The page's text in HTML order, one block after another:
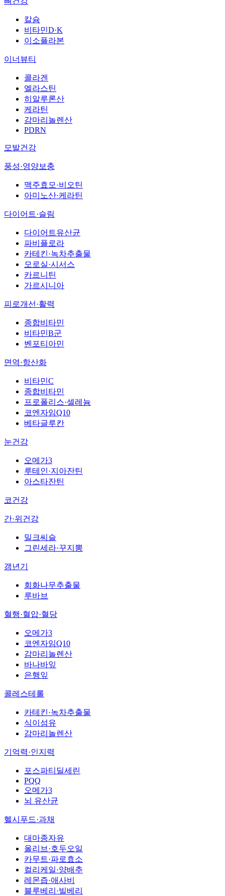
칼슘
비타민D·K
이소플라본
이너뷰티
콜라겐
엘라스틴
히알루론산
케라틴
감마리놀렌산
PDRN
모발건강
풍성·영양보충
맥주효모·비오틴
아미노산·케라틴
다이어트·슬림
다이어트유산균
파비플로라
카테킨·녹차추출물
모로실·시서스
카르니틴
가르시니아
피로개선·활력
종합비타민
비타민B군
벤포티아민
면역·항산화
비타민C
종합비타민
프로폴리스·셀레늄
코엔자임Q10
베타글루칸
눈건강
오메가3
루테인·지아잔틴
아스타잔틴
코건강
간·위건강
밀크씨슬
그린세라·꾸지뽕
갱년기
회화나무추출물
루바브
혈행·혈압·혈당
오메가3
코엔자임Q10
감마리놀렌산
바나바잎
은행잎
콜레스테롤
카테킨·녹차추출물
식이섬유
감마리놀렌산
기억력·인지력
포스파티딜세린
PQQ
오메가3
뇌 유산균
헬시푸드·과채
대마종자유
올리브·호두오일
카무트·파로효소
컬리케일·양배추
레몬즙·애사비
블루베리·빌베리